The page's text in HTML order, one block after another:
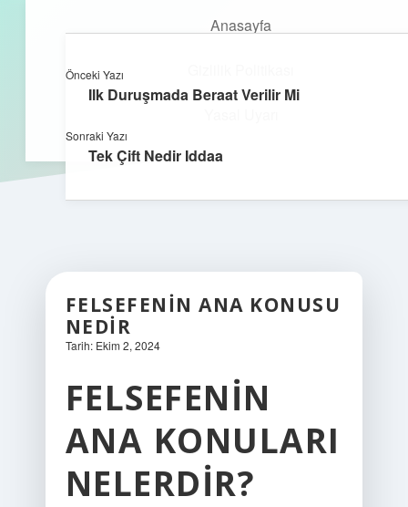
Anasayfa
aç
kefa.com.tr
FELSEFENIN ANA KONUSU
NEDIR
Tarih: Ekim 2, 2024
FELSEFENIN
ANA KONULARI
NELERDIR?
Önceki Yazı
Ilk Duruşmada Beraat Verilir Mi
Sonraki Yazı
Tek Çift Nedir Iddaa